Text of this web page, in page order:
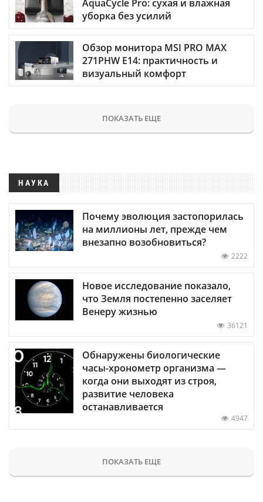
AquaCycle Pro: сухая и влажная
уборка без усилий
Обзор монитора MSI PRO MAX
271PHW E14: практичность и
визуальный комфорт
ПОКАЗАТЬ ЕЩЕ
НАУКА
Почему эволюция застопорилась
на миллионы лет, прежде чем
внезапно возобновиться?
2222
Новое исследование показало,
что Земля постепенно заселяет
Венеру жизнью
36121
Обнаружены биологические
часы-хронометр организма —
когда они выходят из строя,
развитие человека
останавливается
4947
ПОКАЗАТЬ ЕЩЕ